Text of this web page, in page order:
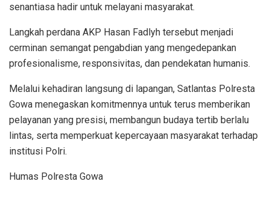
senantiasa hadir untuk melayani masyarakat.
Langkah perdana AKP Hasan Fadlyh tersebut menjadi
cerminan semangat pengabdian yang mengedepankan
profesionalisme, responsivitas, dan pendekatan humanis.
Melalui kehadiran langsung di lapangan, Satlantas Polresta
Gowa menegaskan komitmennya untuk terus memberikan
pelayanan yang presisi, membangun budaya tertib berlalu
lintas, serta memperkuat kepercayaan masyarakat terhadap
institusi Polri.
Humas Polresta Gowa